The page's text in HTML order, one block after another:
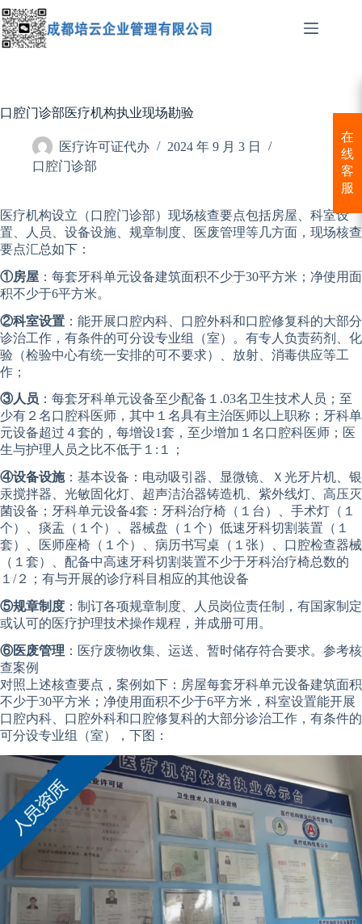
跳
至
内
口腔门诊部医疗机构执业现场勘验
医疗许可证代办
2024 年 9 月 3 日
口腔门诊部
医疗机构设立（口腔门诊部）现场核查要点包括房屋、科室设
置、人员、设备设施、规章制度、医废管理等几方面，现场核查
要点汇总如下：
①房屋 ：每套牙科单元设备建筑面积不少于30平方米；净使用面
积不少于6平方米。
②科室设置 ：能开展口腔内科、口腔外科和口腔修复科的大部分
诊治工作，有条件的可分设专业组（室）。有专人负责药剂、化
验（检验中心有统一安排的可不要求）、放射、消毒供应等工
作；
③人员 ：每套牙科单元设备至少配备１.03名卫生技术人员；至
少有２名口腔科医师，其中１名具有主治医师以上职称；牙科单
元设备超过４套的，每增设1套，至少增加１名口腔科医师；医
生与护理人员之比不低于１:１；
④设备设施：基本设备：电动吸引器、显微镜、Ｘ光牙片机、银
汞搅拌器、光敏固化灯、超声洁治器铸造机、紫外线灯、高压灭
菌设备；牙科单元设备4套：牙科治疗椅（１台）、手术灯（１
个）、痰盂（１个）、器械盘（１个）低速牙科切割装置（１
套）、医师座椅（１个）、病历书写桌（１张）、口腔检查器械
（１套）、配备中高速牙科切割装置不少于牙科治疗椅总数的
１/２；有与开展的诊疗科目相应的其他设备
⑤规章制度 ：制订各项规章制度、人员岗位责任制，有国家制定
或认可的医疗护理技术操作规程，并成册可用。
⑥医废管理 ：医疗废物收集、运送、暂时储存符合要求。参考核
查案例
对照上述核查要点，案例如下：房屋每套牙科单元设备建筑面积
不少于30平方米；净使用面积不少于6平方米，科室设置能开展
口腔内科、口腔外科和口腔修复科的大部分诊治工作，有条件的
可分设专业组（室），下图：
在
线
客
服